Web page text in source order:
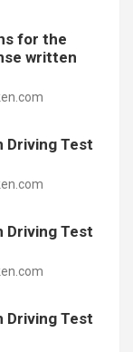
for the
written
Driving Test
Driving Test
Driving Test